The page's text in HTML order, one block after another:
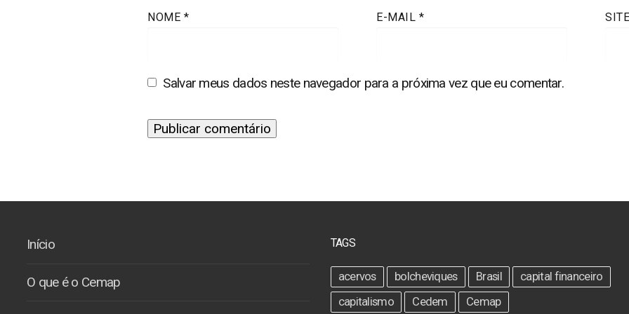
NOME * E-MAIL *
Salvar meus dados neste navegador para a próxima vez que eu comentar.
Início
O que é o Cemap
TAGS
acervos bolcheviques Brasil
capital financeiro
capitalismo
Cedem Cemap